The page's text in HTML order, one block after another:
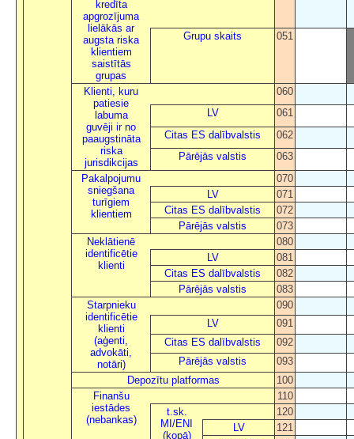
kredīta
apgrozījuma
lielākās ar
augsta riska
klientiem
saistītās
grupas
Grupu skaits 051
Klienti, kuru
patiesie
labuma
guvēji ir no
paaugstināta
riska
jurisdikcijas
060
LV
061
Citas ES dalībvalstis
062
Pārējās valstis
063
Pakalpojumu
sniegšana
turīgiem
klientiem
070
LV
071
Citas ES dalībvalstis
072
Pārējās valstis
073
Neklātienē
identificētie
klienti
080
LV
081
Citas ES dalībvalstis
082
Pārējās valstis
083
Starpnieku
identificētie
klienti
(aģenti,
advokāti,
notāri)
090
LV
091
Citas ES dalībvalstis
092
Pārējās valstis
093
Depozītu platformas
100
Finanšu
iestādes
(nebankas)
110
t.sk.
MI/ENI
(kopā)
120
LV
121